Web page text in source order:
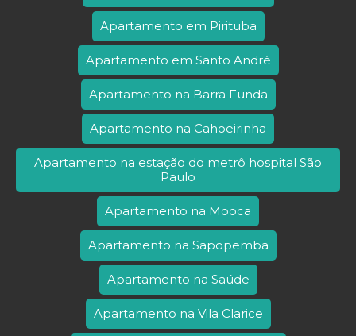
Apartamento em Pirituba
Apartamento em Santo André
Apartamento na Barra Funda
Apartamento na Cahoeirinha
Apartamento na estação do metrô hospital São
Paulo
Apartamento na Mooca
Apartamento na Sapopemba
Apartamento na Saúde
Apartamento na Vila Clarice